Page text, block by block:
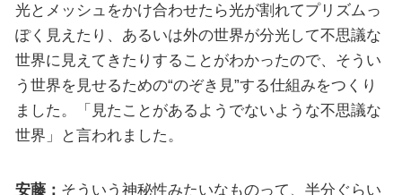
光とメッシュをかけ合わせたら光が割れてプリズムっ
ぽく見えたり、あるいは外の世界が分光して不思議な
世界に見えてきたりすることがわかったので、そうい
う世界を見せるための“のぞき見”する仕組みをつくり
ました。「見たことがあるようでないような不思議な
世界」と言われました。
安藤： そういう神秘性みたいなものって、半分ぐらい